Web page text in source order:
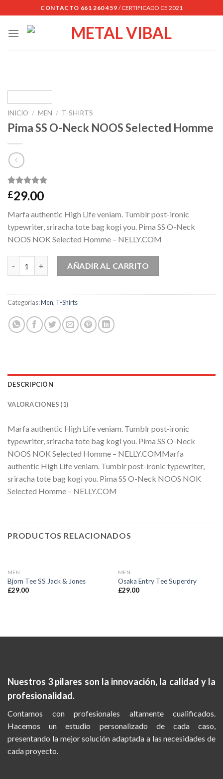
to
content
CONTACTO 661 260 459 / CERTIFICADO CE 2021
INICIO / MEN / T-SHIRTS
Pima SS O-Neck NOOS Selected Homme
Valorado
5.00 sobre
en
1
puntuación
de cliente
£29.00
Marfa authentic High Life veniam. Tumblr post-ironic
typewriter, sriracha tote bag kogi you. Pima SS O-Neck
NOOS NOK Selected Homme – NELLY.COM
Pima SS O-Neck NOOS Selected Homme cantidad
AÑADIR AL CARRITO
Categorías:Men, T-Shirts
DESCRIPCIÓN
VALORACIONES (1)
Marfa authentic High Life veniam. Tumblr post-ironic
typewriter, sriracha tote bag kogi you. Pima SS O-Neck
NOOS NOK Selected Homme – NELLY.COMMarfa
authentic High Life veniam. Tumblr post-ironic typewriter,
sriracha tote bag kogi you. Pima SS O-Neck NOOS NOK
Selected Homme – NELLY.COM
PRODUCTOS RELACIONADOS
MEN
Bjorn Tee SS Jack & Jones
£29.00
MEN
Osaka Entry Tee Superdry
£29.00
Nuestros 3 pilares son la innovación, la calidad y la
profesionalidad.
Contamos con profesionales altamente cualificados.
Hacemos un estudio personalizado de cada caso,
presentando la mejor solución adaptada a las necesidades de
cada proyecto.